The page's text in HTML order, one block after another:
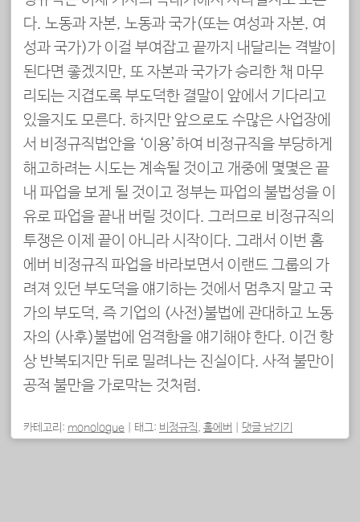
다. 노동과 자본, 노동과 국가(또는 여성과 자본, 여
성과 국가)가 이걸 부여잡고 끝까지 내달리는 격발이
된다면 좋겠지만, 또 자본과 국가가 승리한 채 마무
리되는 지겹도록 부도덕한 결말이 앞에서 기다리고
있을지도 모른다. 하지만 앞으로도 수많은 사업장에
서 비정규직법안을 ‘이용’하여 비정규직을 부당하게
해고하려는 시도는 계속될 것이고 개중에 몇몇은 끝
내 파업을 보게 될 것이고 정부는 파업의 불법성을 이
유로 파업을 끝내 버릴 것이다. 그러므로 비정규직의
투쟁은 이제 끝이 아니라 시작이다. 그래서 이번 홈
에버 비정규직 파업을 바라보면서 이랜드 그룹의 가
려져 있던 부도덕을 얘기하는 것에서 멈추지 말고 국
가의 부도덕, 즉 기업의 (사전)불법에 관대하고 노동
자의 (사후)불법에 엄격함을 얘기해야 한다. 이건 항
상 반복되지만 뒤로 밀려나는 진실이다. 사적 불만이
공적 불만을 가로막는 것처럼.
카테고리: monologue 태그: 비정규직, 홈에버 댓글 남기기